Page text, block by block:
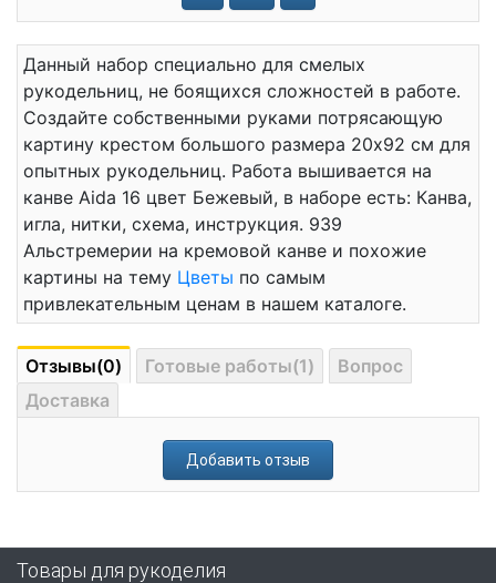
Данный набор специально для смелых
рукодельниц, не боящихся сложностей в работе.
Создайте собственными руками потрясающую
картину крестом большого размера 20x92 см для
опытных рукодельниц. Работа вышивается на
канве Aida 16 цвет Бежевый, в наборе есть: Канва,
игла, нитки, схема, инструкция. 939
Альстремерии на кремовой канве и похожие
картины на тему Цветы по самым
привлекательным ценам в нашем каталоге.
Отзывы(0) Готовые работы(1)
Вопрос
Доставка
Добавить отзыв
Товары для рукоделия